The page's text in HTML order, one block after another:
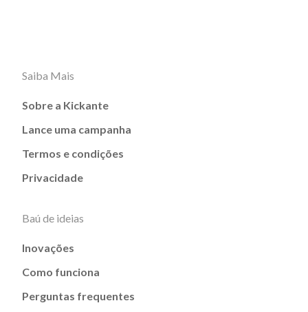
Saiba Mais
Sobre a Kickante
Lance uma campanha
Termos e condições
Privacidade
Baú de ideias
Inovações
Como funciona
Perguntas frequentes